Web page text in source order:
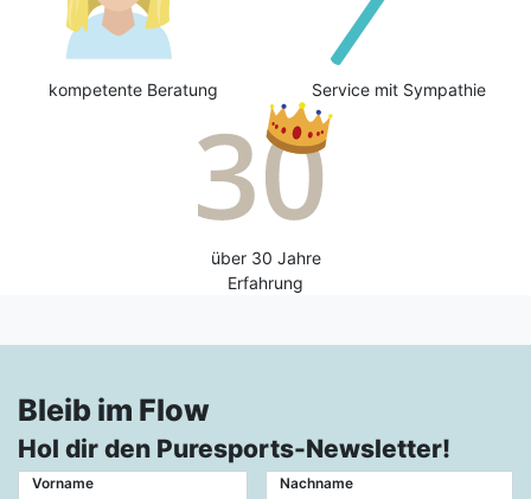
kompetente Beratung Service mit Sympathie
über 30 Jahre
Erfahrung
Bleib im Flow
Hol dir den Puresports-Newsletter!
Vorname Nachname